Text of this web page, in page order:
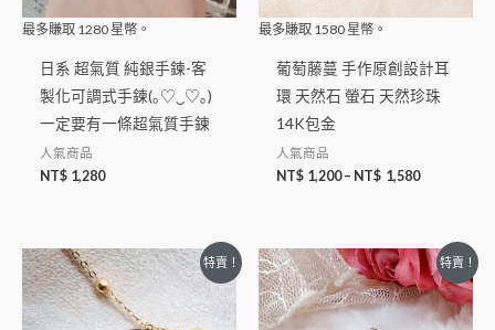
最多賺取 1280 星幣。
日系 超氣質 純銀手鍊-客
製化可調式手鍊(｡♡‿♡｡)
一定要有一條超氣質手鍊
人氣商品
NT$ 1,280
最多賺取 1580 星幣。
葡萄藤蔓 手作原創設計耳
環 天然石 螢石 天然珍珠
14K包金
人氣商品
NT$ 1,200– NT$ 1,580
特賣！ 特賣！